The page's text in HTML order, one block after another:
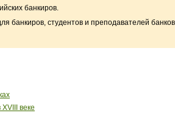
банкиров.
банкиров, студентов и преподавателей
веке